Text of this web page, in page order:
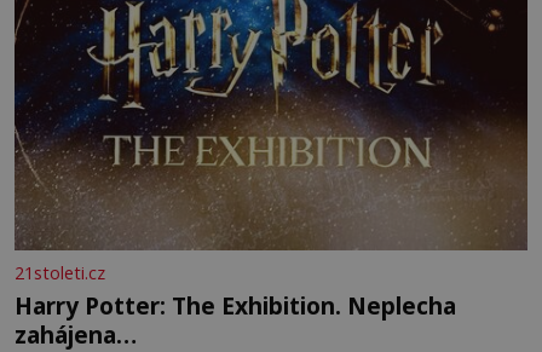
21stoleti.cz
Harry Potter: The Exhibition. Neplecha
zahájena…